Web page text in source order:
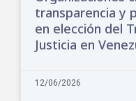
transparencia y
en elección del
Justicia en
12/06/2026